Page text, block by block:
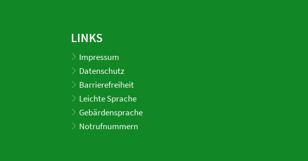
LINKS
Impressum
Datenschutz
Barrierefreiheit
Leichte Sprache
Gebärdensprache
Notrufnummern